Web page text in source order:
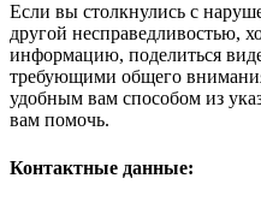
Если вы столкнулись с
другой несправедливостью,
информацию, поделиться
требующими общего
удобным вам способом из
вам помочь.
Контактные данные: